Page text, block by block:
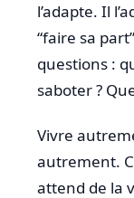
l’adapte. Il
“faire sa
questions :
saboter ?
Vivre
autrement.
attend de la